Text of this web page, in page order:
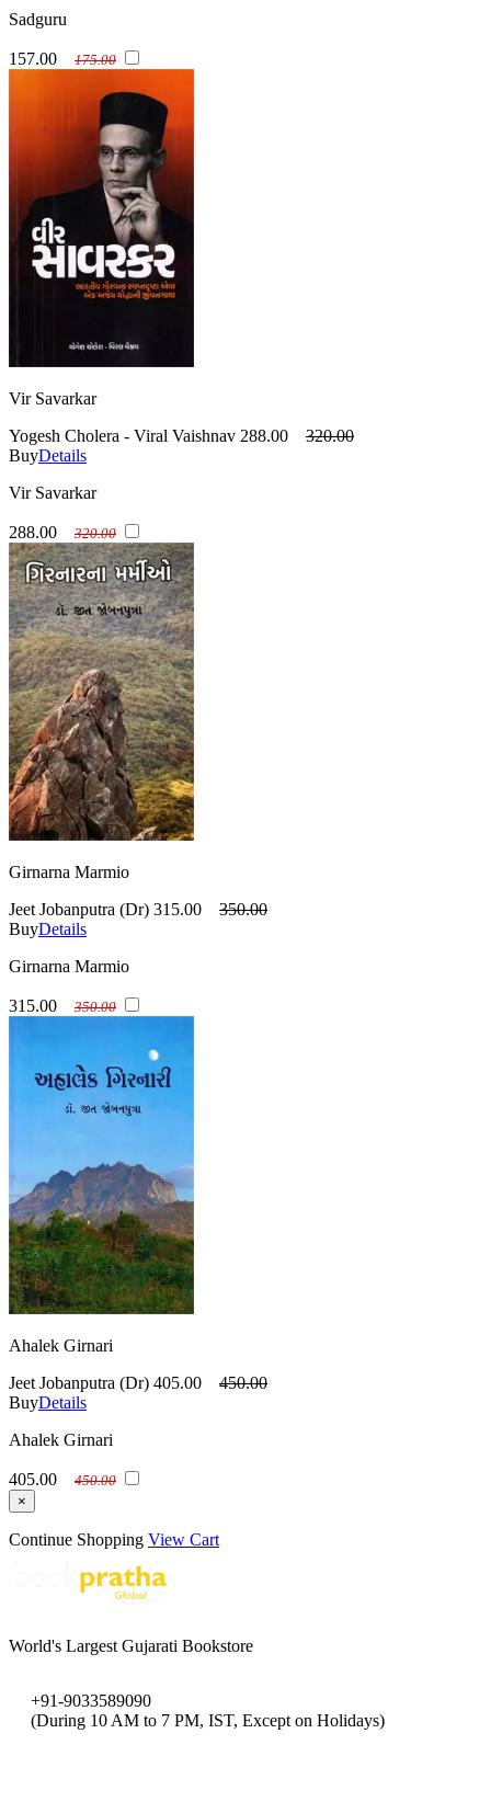
Sadguru
157.00 175.00
Vir Savarkar
Yogesh Cholera - Viral Vaishnav 288.00
320.00
BuyDetails
Vir Savarkar
288.00 320.00
Girnarna Marmio
Jeet Jobanputra (Dr) 315.00
350.00
BuyDetails
Girnarna Marmio
315.00 350.00
Ahalek Girnari
Jeet Jobanputra (Dr) 405.00
450.00
BuyDetails
Ahalek Girnari
405.00
450.00
×
Continue Shopping View Cart
World's Largest Gujarati Bookstore
+91-9033589090
(During 10 AM to 7 PM, IST, Except on Holidays)